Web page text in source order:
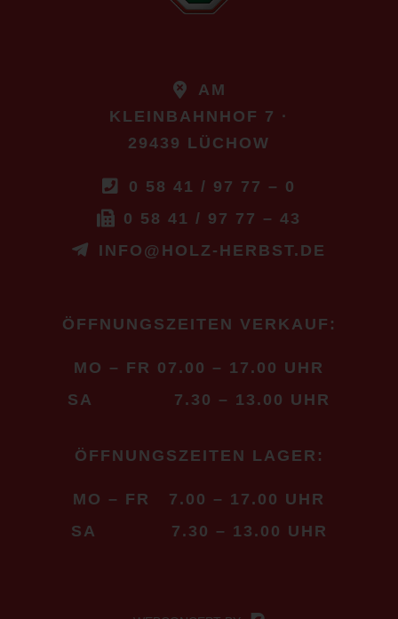
(I)
AM
KLEINBAHNHOF 7 ·
29439 LÜCHOW
(I)
0 58 41 / 97 77 – 0
(I) 0 58 41 / 97 77 – 43
(I)
INFO@HOLZ-HERBST.DE
ÖFFNUNGSZEITEN VERKAUF:
MO – FR 07.00 – 17.00 UHR
SA 7.30 – 13.00 UHR
ÖFFNUNGSZEITEN LAGER:
MO – FR 7.00 – 17.00 UHR
SA 7.30 – 13.00 UHR